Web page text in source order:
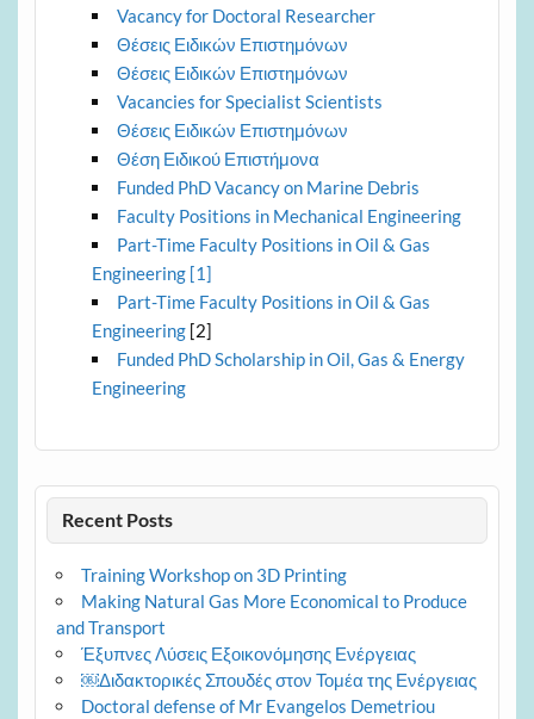
Vacancy for Doctoral Researcher
Θέσεις Ειδικών Επιστημόνων
Θέσεις Ειδικών Επιστημόνων
Vacancies for Specialist Scientists
Θέσεις Ειδικών Επιστημόνων
Θέση Ειδικού Επιστήμονα
Funded PhD Vacancy on Marine Debris
Faculty Positions in Mechanical Engineering
Part-Time Faculty Positions in Oil & Gas
Engineering [1]
Part-Time Faculty Positions in Oil & Gas
Engineering[2]
Funded PhD Scholarship in Oil, Gas & Energy
Engineering
Recent Posts
Training Workshop on 3D Printing
Making Natural Gas More Economical to Produce
and Transport
Έξυπνες Λύσεις Εξοικονόμησης Ενέργειας
￼Διδακτορικές Σπουδές στον Τομέα της Ενέργειας
Doctoral defense of Mr Evangelos Demetriou